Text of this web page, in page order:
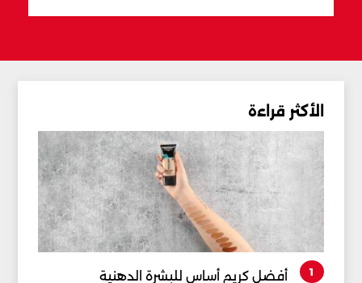
الأكثر قراءة
1 أفضل كريم أساس للبشرة الدهنية